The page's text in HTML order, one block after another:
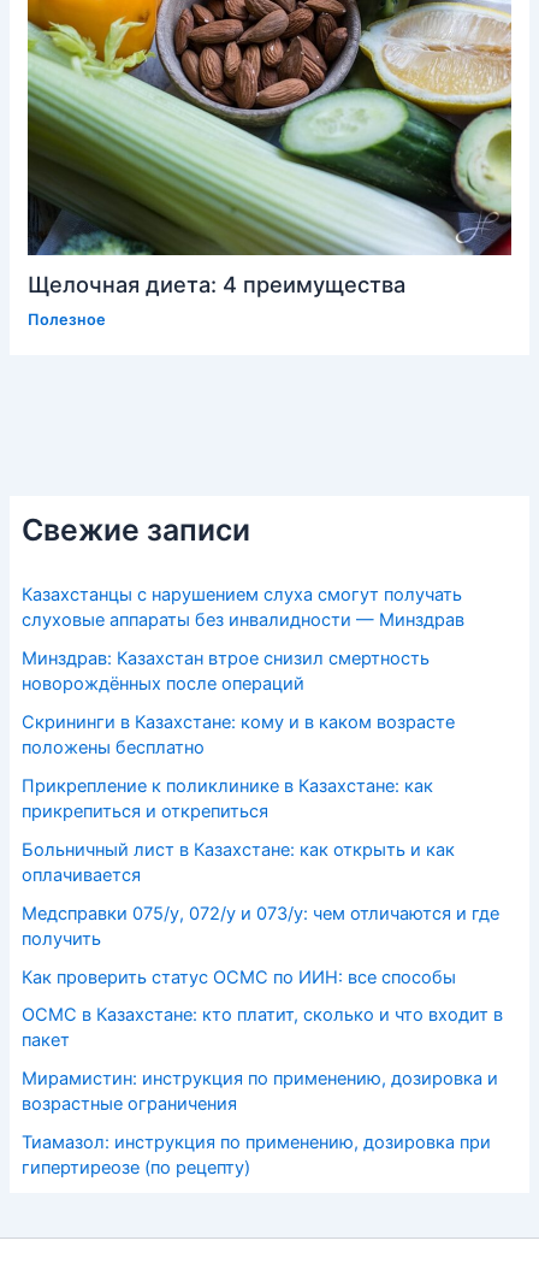
Щелочная диета: 4 преимущества
Полезное
Свежие записи
Казахстанцы с нарушением слуха смогут получать
слуховые аппараты без инвалидности — Минздрав
Минздрав: Казахстан втрое снизил смертность
новорождённых после операций
Скрининги в Казахстане: кому и в каком возрасте
положены бесплатно
Прикрепление к поликлинике в Казахстане: как
прикрепиться и открепиться
Больничный лист в Казахстане: как открыть и как
оплачивается
Медсправки 075/у, 072/у и 073/у: чем отличаются и где
получить
Как проверить статус ОСМС по ИИН: все способы
ОСМС в Казахстане: кто платит, сколько и что входит в
пакет
Мирамистин: инструкция по применению, дозировка и
возрастные ограничения
Тиамазол: инструкция по применению, дозировка при
гипертиреозе (по рецепту)